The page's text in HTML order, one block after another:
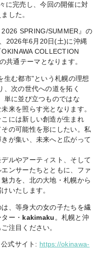
に完売し、今回の開催に対
した。
SPRING/SUMMER』の
2026年6月20日(土)に沖縄
COLLECTION
共通テーマとなります。
生む都市”という札幌の理想
、次の世代への道を拓く
単に並び立つものではな
来を照らす光となります。
には新しい創造が生まれ
の可能性を形にしたい。私
が集い、未来へと広がって
ルやアーティスト、そして
ンサーたちとともに、ファ
力を、北の大地・札幌から
いたします。
、等身大の女の子たちを繊
ー・ kakimaku 。札幌と沖
注目ください。
式サイト: https://okinawa-